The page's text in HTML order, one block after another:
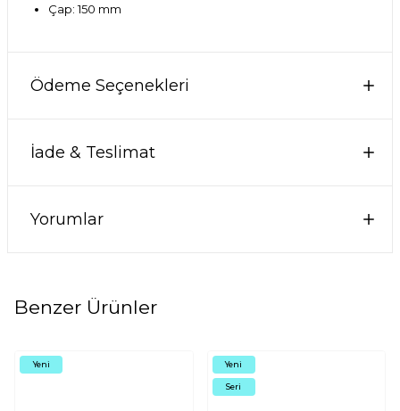
Çap: 150 mm
Ödeme Seçenekleri
İade & Teslimat
Yorumlar
Benzer Ürünler
Yeni Yeni
Seri